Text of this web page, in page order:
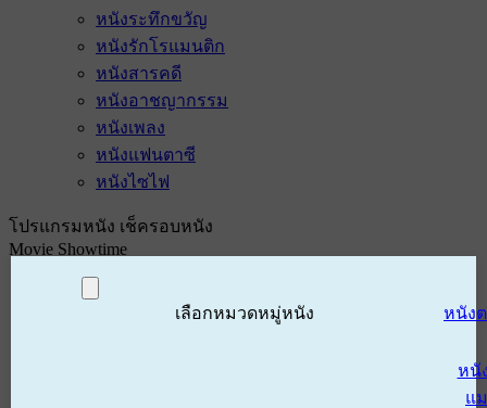
หนังระทึกขวัญ
หนังรักโรแมนติก
หนังสารคดี
หนังอาชญากรรม
หนังเพลง
หนังแฟนตาซี
หนังไซไฟ
โปรแกรมหนัง เช็ครอบหนัง
Movie Showtime
เลือกหมวดหมู่หนัง หนัง
หนั
แ